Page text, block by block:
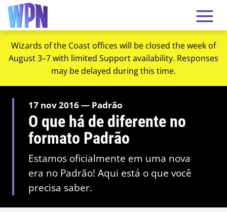
Wizards of the Coast offices will be closed the week of
August 3–7 with limited Support availability. Responses
may be delayed during this time.
17 nov 2016 — Padrão
O que há de diferente no
formato Padrão
Estamos oficialmente em uma nova
era no Padrão! Aqui está o que você
precisa saber.